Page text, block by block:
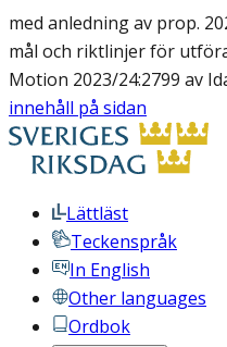
med anledning av prop.
mål och riktlinjer för
Motion 2023/24:2799 av
innehåll på sidan
Lättläst
Teckenspråk
In English
Other languages
Ordbok